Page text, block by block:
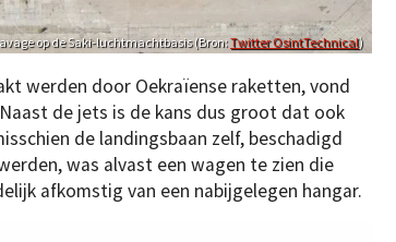
op de Saki-luchtmachtbasis (Bron:Twitter OsintTechnical)
werden door Oekraïense raketten, vond
de jets is de kans dus groot dat ook
de landingsbaan zelf, beschadigd
was alvast een wagen te zien die
afkomstig van een nabijgelegen hangar.